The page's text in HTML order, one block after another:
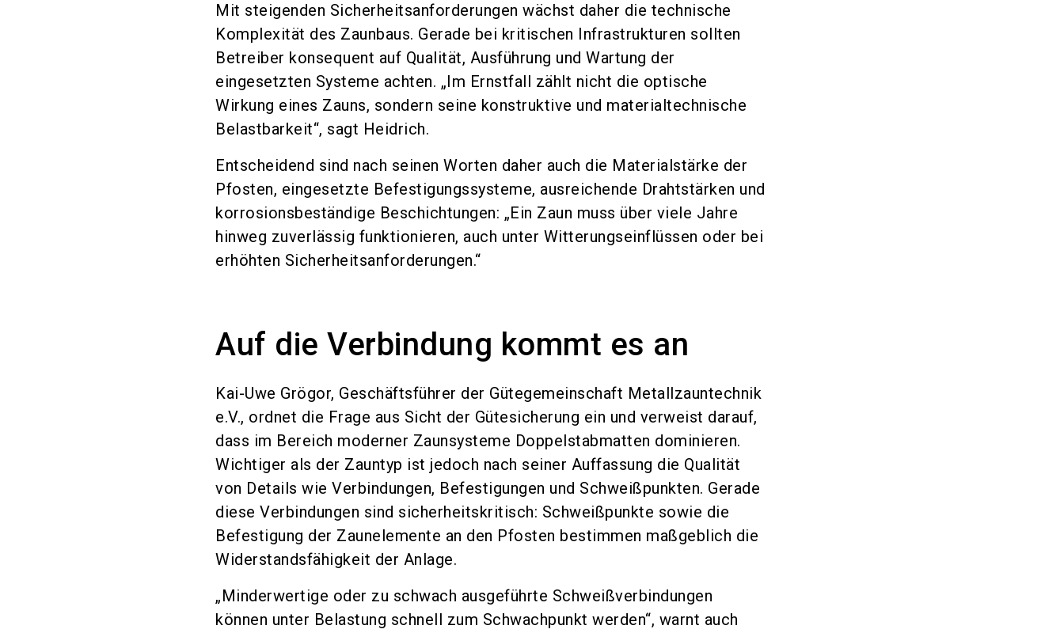
Mit steigenden Sicherheitsanforderungen wächst daher die technische
Komplexität des Zaunbaus. Gerade bei kritischen Infrastrukturen sollten
Betreiber konsequent auf Qualität, Ausführung und Wartung der
eingesetzten Systeme achten. „Im Ernstfall zählt nicht die optische
Wirkung eines Zauns, sondern seine konstruktive und materialtechnische
Belastbarkeit“, sagt Heidrich.
Entscheidend sind nach seinen Worten daher auch die Materialstärke der
Pfosten, eingesetzte Befestigungssysteme, ausreichende Drahtstärken und
korrosionsbeständige Beschichtungen: „Ein Zaun muss über viele Jahre
hinweg zuverlässig funktionieren, auch unter Witterungseinflüssen oder bei
erhöhten Sicherheitsanforderungen.“
Auf die Verbindung kommt es an
Kai-Uwe Grögor, Geschäftsführer der Gütegemeinschaft Metallzauntechnik
e.V., ordnet die Frage aus Sicht der Gütesicherung ein und verweist darauf,
dass im Bereich moderner Zaunsysteme Doppelstabmatten dominieren.
Wichtiger als der Zauntyp ist jedoch nach seiner Auffassung die Qualität
von Details wie Verbindungen, Befestigungen und Schweißpunkten. Gerade
diese Verbindungen sind sicherheitskritisch: Schweißpunkte sowie die
Befestigung der Zaunelemente an den Pfosten bestimmen maßgeblich die
Widerstandsfähigkeit der Anlage.
„Minderwertige oder zu schwach ausgeführte Schweißverbindungen
können unter Belastung schnell zum Schwachpunkt werden“, warnt auch